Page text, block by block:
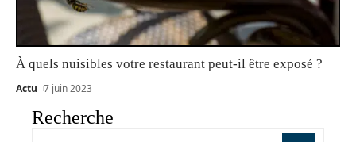
À quels nuisibles votre restaurant peut-il être exposé ?
Actu 7 juin 2023
Recherche